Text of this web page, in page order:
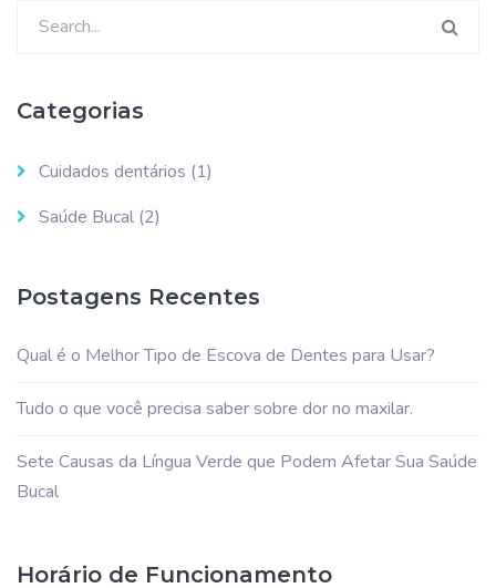
Categorias
Cuidados dentários (1)
Saúde Bucal (2)
Postagens Recentes
Qual é o Melhor Tipo de Escova de Dentes para Usar?
Tudo o que você precisa saber sobre dor no maxilar.
Sete Causas da Língua Verde que Podem Afetar Sua Saúde
Bucal
Horário de Funcionamento